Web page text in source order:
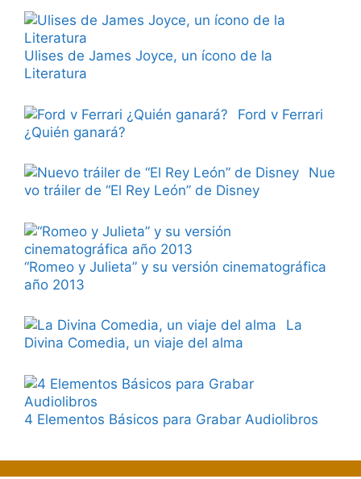
Ulises de James Joyce, un ícono de la
Literatura
Ford v Ferrari
¿Quién ganará?
Nue
vo tráiler de “El Rey León” de Disney
“Romeo y Julieta” y su versión cinematográfica
año 2013
La
Divina Comedia, un viaje del alma
4 Elementos Básicos para Grabar Audiolibros